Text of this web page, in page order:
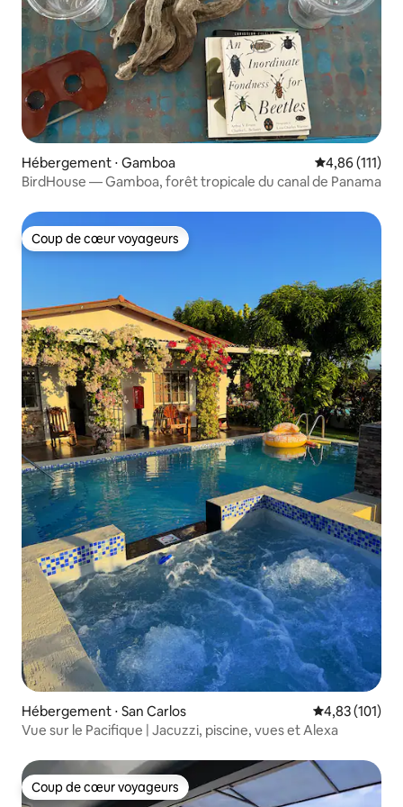
Hébergement ⋅ Gamboa Évaluation
4,86 (111)
BirdHouse — Gamboa, forêt tropicale du canal de Panama
Coup de cœur voyageurs
Coup de cœur voyageurs
Hébergement ⋅ San Carlos Évaluation
4,83 (101)
Vue sur le Pacifique | Jacuzzi, piscine, vues et Alexa
Coup de cœur voyageurs
Coup de cœur voyageurs